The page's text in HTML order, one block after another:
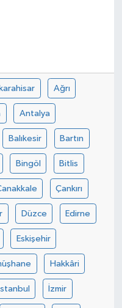
Ağrı
Antalya
Balıkesir Bartın
Bingöl Bitlis
Çankırı
Düzce Edirne
Eskişehir
Hakkâri
İzmir